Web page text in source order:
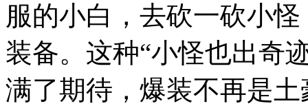
服的小白，去砍一砍小
装备。这种“小怪也出奇
满了期待，爆装不再是